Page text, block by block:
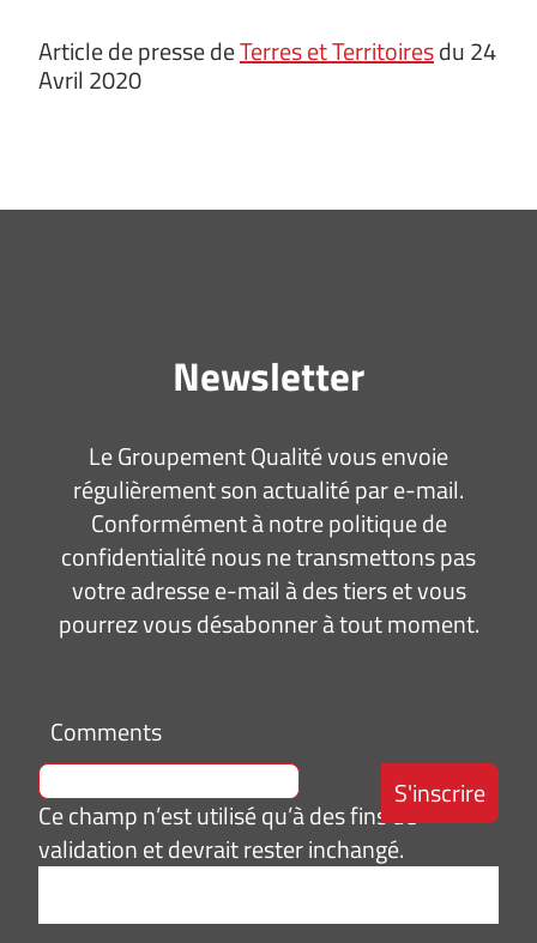
Article de presse deTerres et Territoiresdu 24
Avril 2020
Newsletter
Le Groupement Qualité vous envoie
régulièrement son actualité par e-mail.
Conformément à notre politique de
confidentialité nous ne transmettons pas
votre adresse e-mail à des tiers et vous
pourrez vous désabonner à tout moment.
Comments
Ce champ n’est utilisé qu’à des fins de
validation et devrait rester inchangé.
e-